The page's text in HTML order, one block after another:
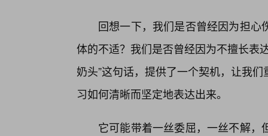
回想一下，我们是否曾经因为担
体的不适？我们是否曾经因为不擅长表
奶头”这句话，提供了一个契机，让我
习如何清晰而坚定地表达出来。
它可能带着一丝委屈，一丝不解